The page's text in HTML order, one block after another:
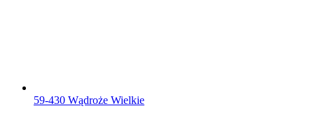
59-430 Wądroże Wielkie